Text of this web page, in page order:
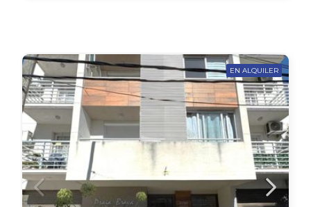
EN ALQUILER